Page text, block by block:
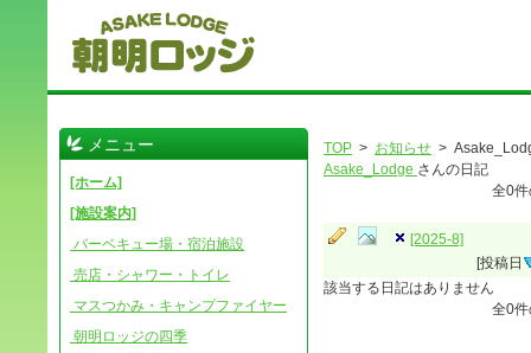
TOP > お知らせ >
Asake_Lodge さんの日記
全0件
[2025-8]
[投稿日
該当する日記はありません
全0件
メニュー
[ホーム]
[施設案内]
バーベキュー場・宿泊施設
売店・シャワー・トイレ
マスつかみ・キャンプファイヤー
朝明ロッジの四季